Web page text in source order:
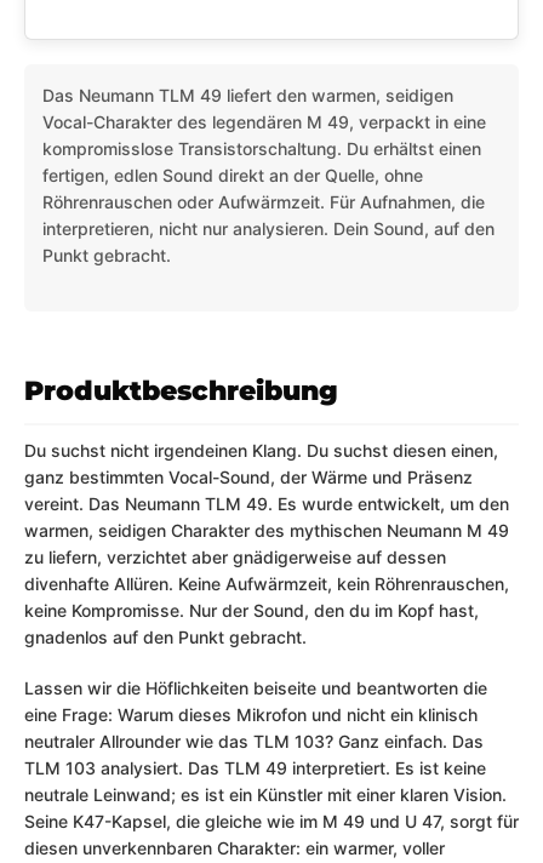
Das Neumann TLM 49 liefert den warmen, seidigen
Vocal-Charakter des legendären M 49, verpackt in eine
kompromisslose Transistorschaltung. Du erhältst einen
fertigen, edlen Sound direkt an der Quelle, ohne
Röhrenrauschen oder Aufwärmzeit. Für Aufnahmen, die
interpretieren, nicht nur analysieren. Dein Sound, auf den
Punkt gebracht.
Produktbeschreibung
Du suchst nicht irgendeinen Klang. Du suchst diesen einen,
ganz bestimmten Vocal-Sound, der Wärme und Präsenz
vereint. Das Neumann TLM 49. Es wurde entwickelt, um den
warmen, seidigen Charakter des mythischen Neumann M 49
zu liefern, verzichtet aber gnädigerweise auf dessen
divenhafte Allüren. Keine Aufwärmzeit, kein Röhrenrauschen,
keine Kompromisse. Nur der Sound, den du im Kopf hast,
gnadenlos auf den Punkt gebracht.
Lassen wir die Höflichkeiten beiseite und beantworten die
eine Frage: Warum dieses Mikrofon und nicht ein klinisch
neutraler Allrounder wie das TLM 103? Ganz einfach. Das
TLM 103 analysiert. Das TLM 49 interpretiert. Es ist keine
neutrale Leinwand; es ist ein Künstler mit einer klaren Vision.
Seine K47-Kapsel, die gleiche wie im M 49 und U 47, sorgt für
diesen unverkennbaren Charakter: ein warmer, voller